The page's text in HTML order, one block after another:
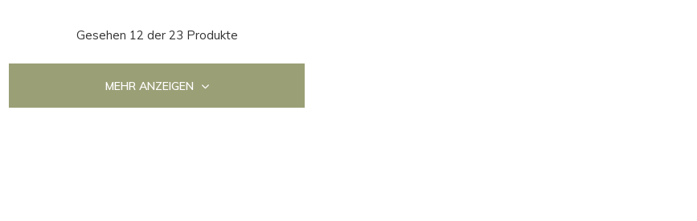
Gesehen 12 der 23 Produkte
MEHR ANZEIGEN